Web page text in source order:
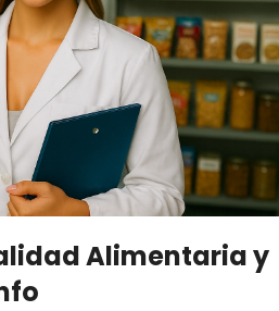
Alimentaria y